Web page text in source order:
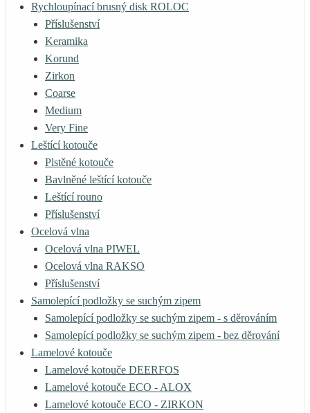
Rychloupínací brusný disk ROLOC
Příslušenství
Keramika
Korund
Zirkon
Coarse
Medium
Very Fine
Leštící kotouče
Plstěné kotouče
Bavlněné leštící kotouče
Leštící rouno
Příslušenství
Ocelová vlna
Ocelová vlna PIWEL
Ocelová vlna RAKSO
Příslušenství
Samolepící podložky se suchým zipem
Samolepící podložky se suchým zipem - s děrováním
Samolepící podložky se suchým zipem - bez děrování
Lamelové kotouče
Lamelové kotouče DEERFOS
Lamelové kotouče ECO - ALOX
Lamelové kotouče ECO - ZIRKON